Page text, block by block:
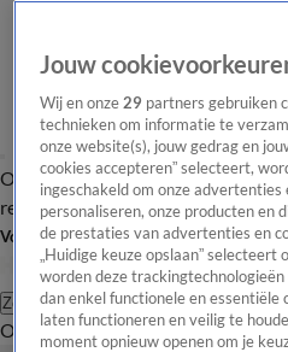
Overzicht Laatste nieuws Regionieuws
redactie
Volg Hart van Nederland
Zoeken
OverzichtRegioUitzendingen
Jouw
Wij en onze29 partners gebruiken
technieken om informatie te
onze website(s), jouw gedrag en
cookies accepteren” selecteert,
ingeschakeld om onze
personaliseren, onze producten en
de prestaties van advertenties en
„Huidige keuze opslaan”
worden deze
dan enkel functionele en essentiële
laten functioneren en veilig te
moment opnieuw openen om je